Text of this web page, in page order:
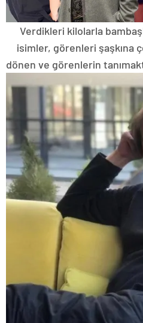
Verdikleri kilolarla
isimler, görenleri şaşkına
dönen ve görenlerin